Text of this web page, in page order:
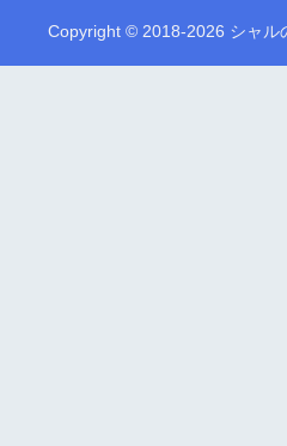
Copyright © 2018-2026 シャル